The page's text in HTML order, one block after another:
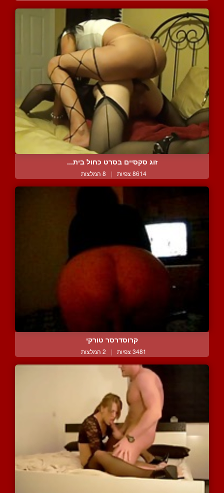
זוג סקסיים בסרט כחול בית...
8614 צפיות | 8 המלצות
קרוסדרסר טורקי
3481 צפיות | 2 המלצות